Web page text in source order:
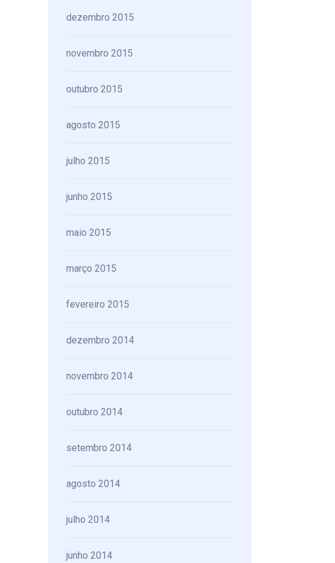
dezembro 2015
novembro 2015
outubro 2015
agosto 2015
julho 2015
junho 2015
maio 2015
março 2015
fevereiro 2015
dezembro 2014
novembro 2014
outubro 2014
setembro 2014
agosto 2014
julho 2014
junho 2014